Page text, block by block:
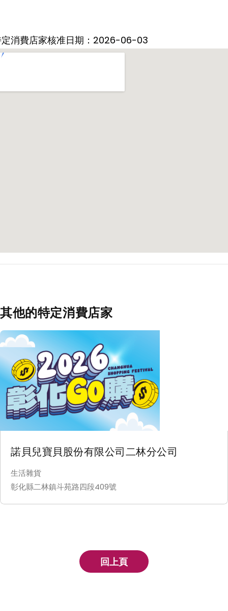
消費店家核准日期：2026-06-03
其他的特定消費店家
諾貝兒寶貝股份有限公司二林分公司
生活雜貨
彰化縣二林鎮斗苑路四段409號
回上頁